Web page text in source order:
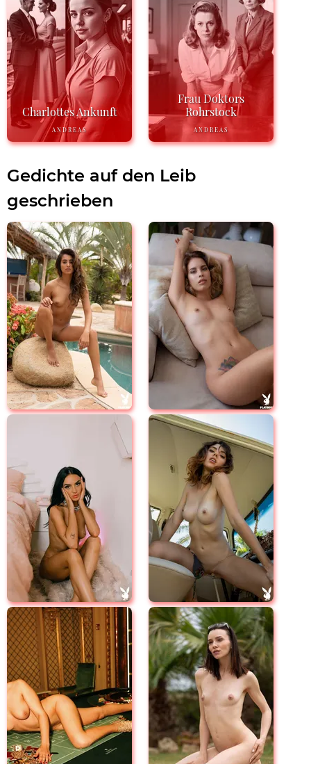
Charlottes Ankunft
ANDREAS
Frau Doktors
Rohrstock
ANDREAS
Gedichte auf den Leib
geschrieben